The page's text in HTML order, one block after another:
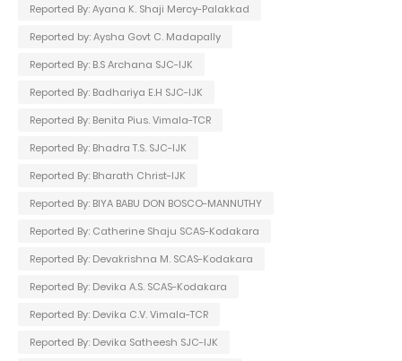
Reported By: Ayana K. Shaji Mercy-Palakkad
Reported by: Aysha Govt C. Madapally
Reported By: B.S Archana SJC-IJK
Reported By: Badhariya E.H SJC-IJK
Reported By: Benita Pius. Vimala-TCR
Reported By: Bhadra T.S. SJC-IJK
Reported By: Bharath Christ-IJK
Reported By: BIYA BABU DON BOSCO-MANNUTHY
Reported By: Catherine Shaju SCAS-Kodakara
Reported By: Devakrishna M. SCAS-Kodakara
Reported By: Devika A.S. SCAS-Kodakara
Reported By: Devika C.V. Vimala-TCR
Reported By: Devika Satheesh SJC-IJK